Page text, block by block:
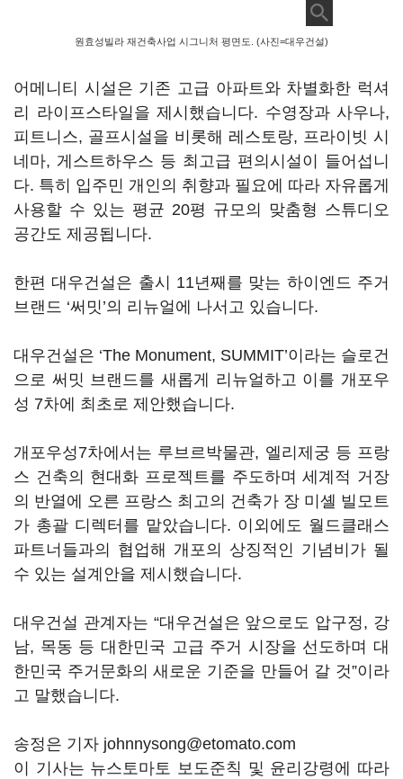
원효성빌라 재건축사업 시그니처 평면도. (사진=대우건설)
어메니티 시설은 기존 고급 아파트와 차별화한 럭셔
리 라이프스타일을 제시했습니다. 수영장과 사우나,
피트니스, 골프시설을 비롯해 레스토랑, 프라이빗 시
네마, 게스트하우스 등 최고급 편의시설이 들어섭니
다. 특히 입주민 개인의 취향과 필요에 따라 자유롭게
사용할 수 있는 평균 20평 규모의 맞춤형 스튜디오
공간도 제공됩니다.
한편 대우건설은 출시 11년째를 맞는 하이엔드 주거
브랜드 ‘써밋’의 리뉴얼에 나서고 있습니다.
대우건설은 ‘The Monument, SUMMIT’이라는 슬로건
으로 써밋 브랜드를 새롭게 리뉴얼하고 이를 개포우
성 7차에 최초로 제안했습니다.
개포우성7차에서는 루브르박물관, 엘리제궁 등 프랑
스 건축의 현대화 프로젝트를 주도하며 세계적 거장
의 반열에 오른 프랑스 최고의 건축가 장 미셸 빌모트
가 총괄 디렉터를 맡았습니다. 이외에도 월드클래스
파트너들과의 협업해 개포의 상징적인 기념비가 될
수 있는 설계안을 제시했습니다.
대우건설 관계자는 “대우건설은 앞으로도 압구정, 강
남, 목동 등 대한민국 고급 주거 시장을 선도하며 대
한민국 주거문화의 새로운 기준을 만들어 갈 것”이라
고 말했습니다.
송정은 기자 johnnysong@etomato.com
이 기사는 뉴스토마토 보도준칙 및 윤리강령에 따라